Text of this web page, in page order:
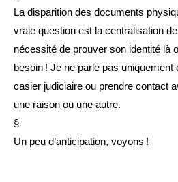
La disparition des documents
vraie question est la centralisation
nécessité de prouver son identité là
besoin ! Je ne parle pas uniquement
casier judiciaire ou prendre contact
une raison ou une autre.
§
Un peu d’anticipation, voyons !